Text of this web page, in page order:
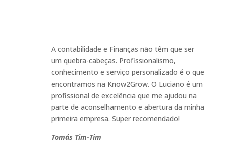
A contabilidade e Finanças não têm que ser
um quebra-cabeças. Profissionalismo,
conhecimento e serviço personalizado é o que
encontramos na Know2Grow. O Luciano é um
profissional de excelência que me ajudou na
parte de aconselhamento e abertura da minha
primeira empresa. Super recomendado!
Tomás Tim-Tim